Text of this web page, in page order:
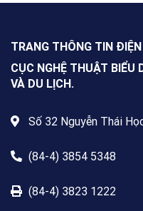
TRANG THÔNG TIN
CỤC NGHỆ THUẬT BIỂU
VÀ DU LỊCH.
Số 32 Nguyễn Thái
(84-4) 3854 5348
(84-4) 3823 1222